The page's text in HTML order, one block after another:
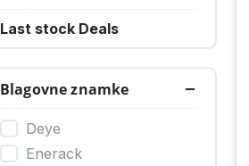
Last stock Deals
Blagovne znamke
Deye
Enerack